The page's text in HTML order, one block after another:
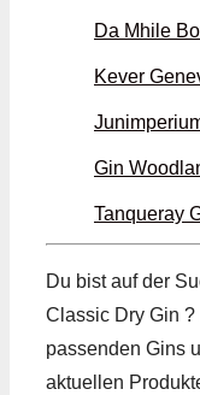
Da Mhile
Kever
Gin
Tanqueray
Du bist auf der
Classic Dry Gin
passenden Gins
aktuellen